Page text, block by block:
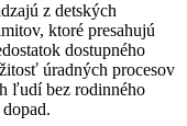
z detských
ktoré presahujú
dostupného
úradných procesov
ľudí bez rodinného